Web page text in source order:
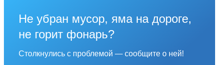
Не убран мусор, яма на дороге,
не горит фонарь?
Столкнулись с проблемой — сообщите о ней!